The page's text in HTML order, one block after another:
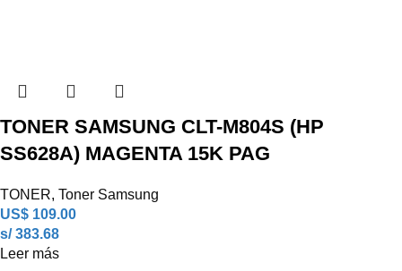
TONER SAMSUNG CLT-M804S (HP
SS628A) MAGENTA 15K PAG
TONER, Toner Samsung
US$ 109.00
s/ 383.68
Leer más